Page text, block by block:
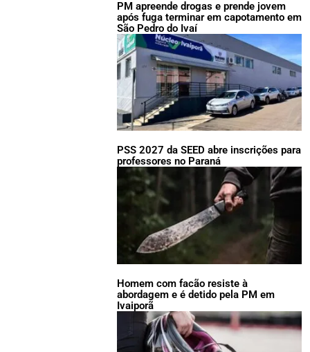
PM apreende drogas e prende jovem
após fuga terminar em capotamento em
São Pedro do Ivaí
PSS 2027 da SEED abre inscrições para
professores no Paraná
Homem com facão resiste à
abordagem e é detido pela PM em
Ivaiporã